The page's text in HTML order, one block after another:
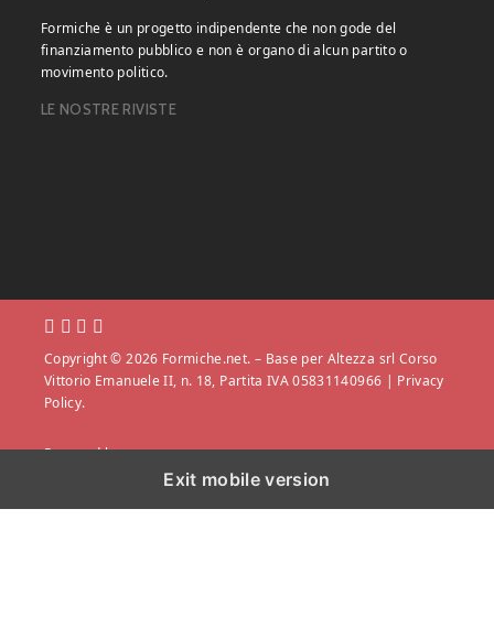
Formiche è un progetto indipendente che non gode del
finanziamento pubblico e non è organo di alcun partito o
movimento politico.
LE NOSTRE RIVISTE
Copyright © 2026 Formiche.net. – Base per Altezza srl Corso
Vittorio Emanuele II, n. 18, Partita IVA 05831140966 | Privacy
Policy.
Powered by
Exit mobile version